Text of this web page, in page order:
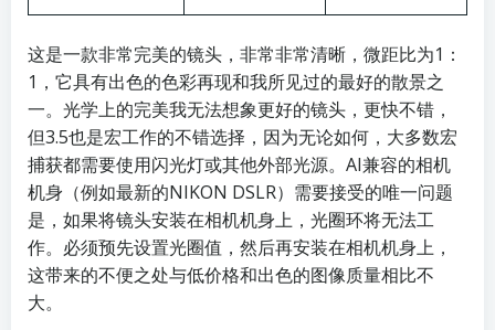
这是一款非常完美的镜头，非常非常清晰，微距比为1：
1，它具有出色的色彩再现和我所见过的最好的散景之
一。光学上的完美我无法想象更好的镜头，更快不错，
但3.5也是宏工作的不错选择，因为无论如何，大多数宏
捕获都需要使用闪光灯或其他外部光源。AI兼容的相机
机身（例如最新的NIKON DSLR）需要接受的唯一问题
是，如果将镜头安装在相机机身上，光圈环将无法工
作。必须预先设置光圈值，然后再安装在相机机身上，
这带来的不便之处与低价格和出色的图像质量相比不
大。